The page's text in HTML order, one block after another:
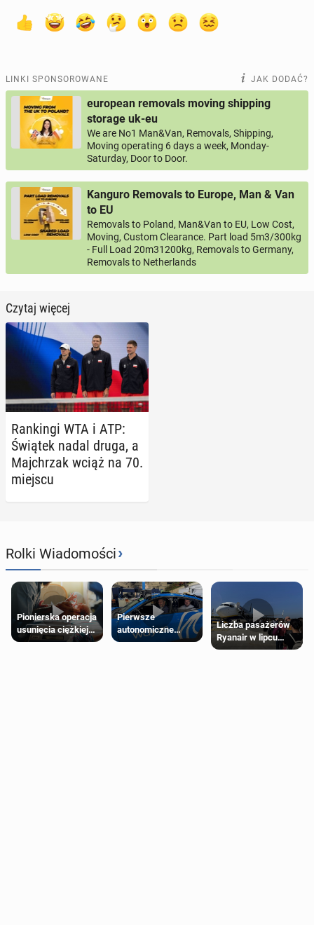
LINKI SPONSOROWANE JAK DODAĆ?
european removals moving shipping
storage uk-eu
We are No1 Man&Van, Removals, Shipping,
Moving operating 6 days a week, Monday-
Saturday, Door to Door.
Kanguro Removals to Europe, Man & Van
to EU
Removals to Poland, Man&Van to EU, Low Cost,
Moving, Custom Clearance. Part load 5m3/300kg
- Full Load 20m31200kg, Removals to Germany,
Removals to Netherlands
Czytaj więcej
Ran­kin­gi WTA i ATP:
Świątek nadal druga, a
Maj­chrzak wciąż na 70.
miejscu
Rolki Wiadomości›
Pionierska operacja
usunięcia ciężkiej
wady wrodzonej
Pierwsze
autonomiczne
Ubery pojawią się
Liczba pasażerów
Ryanair w lipcu
pobiła rekord